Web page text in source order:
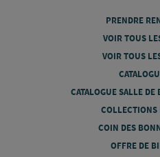
PRENDRE
VOIR TOUS
VOIR TOUS
CATALOGUE SALLE DE
COLLECTIONS
COIN DES
OFFRE DE